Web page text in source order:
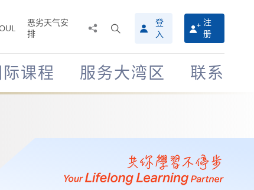
恶劣天气安
排
搜
寻
介
面
登
入
注
册
际课程 服务大湾区 联系